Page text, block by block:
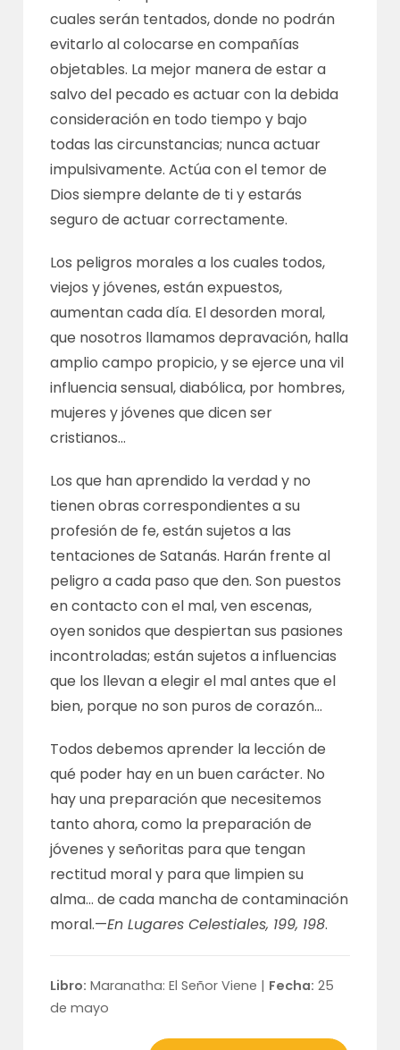
cuales serán tentados, donde no podrán
evitarlo al colocarse en compañías
objetables. La mejor manera de estar a
salvo del pecado es actuar con la debida
consideración en todo tiempo y bajo
todas las circunstancias; nunca actuar
impulsivamente. Actúa con el temor de
Dios siempre delante de ti y estarás
seguro de actuar correctamente.
Los peligros morales a los cuales todos,
viejos y jóvenes, están expuestos,
aumentan cada día. El desorden moral,
que nosotros llamamos depravación, halla
amplio campo propicio, y se ejerce una vil
influencia sensual, diabólica, por hombres,
mujeres y jóvenes que dicen ser
cristianos…
Los que han aprendido la verdad y no
tienen obras correspondientes a su
profesión de fe, están sujetos a las
tentaciones de Satanás. Harán frente al
peligro a cada paso que den. Son puestos
en contacto con el mal, ven escenas,
oyen sonidos que despiertan sus pasiones
incontroladas; están sujetos a influencias
que los llevan a elegir el mal antes que el
bien, porque no son puros de corazón…
Todos debemos aprender la lección de
qué poder hay en un buen carácter. No
hay una preparación que necesitemos
tanto ahora, como la preparación de
jóvenes y señoritas para que tengan
rectitud moral y para que limpien su
alma… de cada mancha de contaminación
moral.—En Lugares Celestiales, 199, 198.
Libro: Maranatha: El Señor Viene | Fecha: 25
de mayo